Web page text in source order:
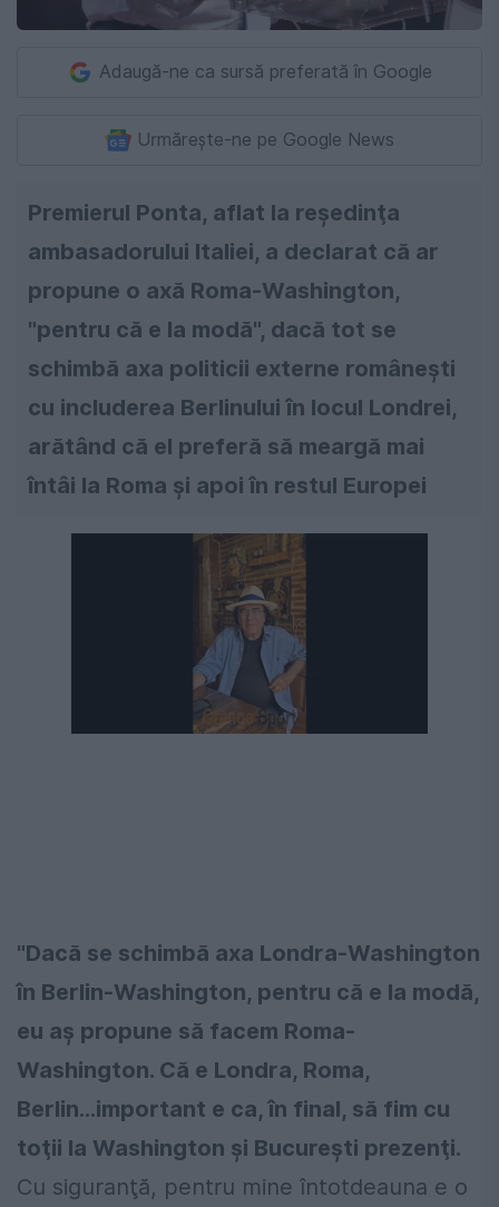
Adaugă-ne ca sursă preferată în Google
Urmărește-ne pe Google News
Premierul Ponta, aflat la reşedinţa
ambasadorului Italiei, a declarat că ar
propune o axă Roma-Washington,
"pentru că e la modă", dacă tot se
schimbă axa politicii externe româneşti
cu includerea Berlinului în locul Londrei,
arătând că el preferă să meargă mai
întâi la Roma şi apoi în restul Europei
"Dacă se schimbă axa Londra-Washington
în Berlin-Washington, pentru că e la modă,
eu aş propune să facem Roma-
Washington. Că e Londra, Roma,
Berlin...important e ca, în final, să fim cu
toţii la Washington şi Bucureşti prezenţi.
Cu siguranţă, pentru mine întotdeauna e o